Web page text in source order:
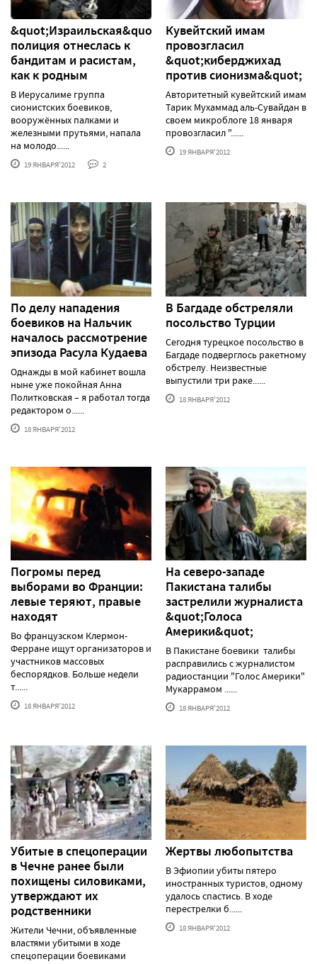
&quot;Израильская&quot;
полиция отнеслась к
бандитам и расистам,
как к родным
В Иерусалиме группа
сионистских боевиков,
вооружённых палками и
железными прутьями, напала
на молодо......
19 ЯНВАРЯ'2012 2
Кувейтский имам
провозгласил
&quot;киберджихад
против сионизма&quot;
Авторитетный кувейтский имам
Тарик Мухаммад аль-Сувайдан в
своем микроблоге 18 января
провозгласил "......
19 ЯНВАРЯ'2012
По делу нападения
боевиков на Нальчик
началось рассмотрение
эпизода Расула Кудаева
Однажды в мой кабинет вошла
ныне уже покойная Анна
Политковская – я работал тогда
редактором о......
18 ЯНВАРЯ'2012
В Багдаде обстреляли
посольство Турции
Сегодня турецкое посольство в
Багдаде подверглось ракетному
обстрелу. Неизвестные
выпустили три раке......
18 ЯНВАРЯ'2012
Погромы перед
выборами во Франции:
левые теряют, правые
находят
Во французском Клермон-
Ферране ищут организаторов и
участников массовых
беспорядков. Больше недели
т......
18 ЯНВАРЯ'2012
На северо-западе
Пакистана талибы
застрелили журналиста
&quot;Голоса
Америки&quot;
В Пакистане боевики талибы
расправились с журналистом
радиостанции "Голос Америки"
Мукаррамом ......
18 ЯНВАРЯ'2012
Убитые в спецоперации
в Чечне ранее были
похищены силовиками,
утверждают их
родственники
Жители Чечни, объявленные
властями убитыми в ходе
спецоперации боевиками
Жертвы любопытства
В Эфиопии убиты пятеро
иностранных туристов, одному
удалось спастись. В ходе
перестрелки б......
18 ЯНВАРЯ'2012